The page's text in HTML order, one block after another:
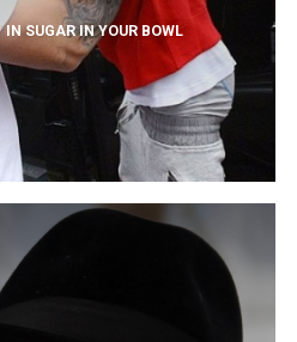
INSUGAR IN YOUR BOWL